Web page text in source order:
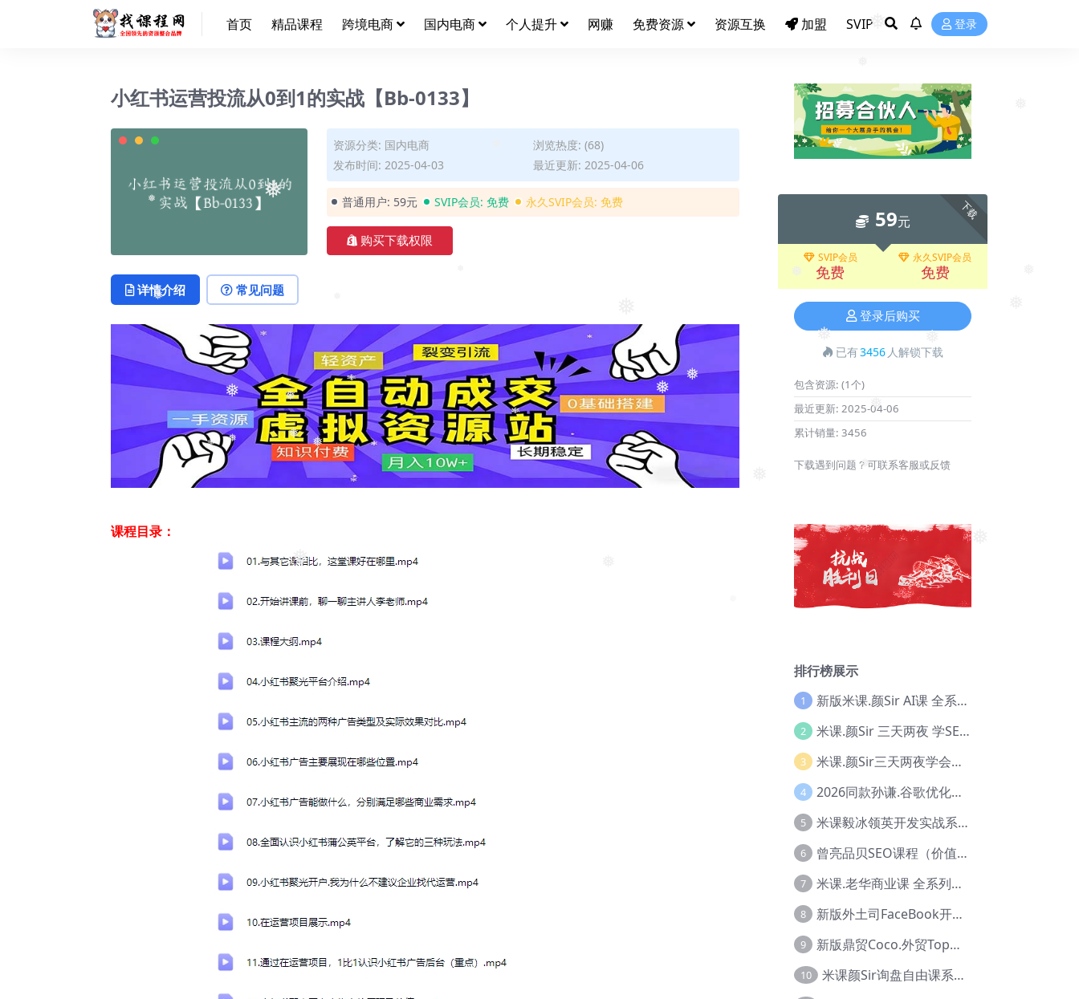
❅
❅
❅
❅
❅
❅
❅
❅
❅
❅
❅
首页 精品课程 跨境电商 国内电商 个人提升 网赚 免费资源 资源互换 加盟 SVIP 登录
小红书运营投流从0到1的实战【Bb-0133】
资源分类: 国内电商
浏览热度: (68)
发布时间: 2025-04-03
最近更新: 2025-04-06
普通用户: 59元 SVIP会员: 免费 永久SVIP会员: 免费
购买下载权限
详情介绍 常见问题
课程目录：
下载
59元
SVIP会员
免费
永久SVIP会员
免费
登录后购买
已有3456 人解锁下载
包含资源: (1个)
最近更新: 2025-04-06
累计销量: 3456
下载遇到问题？可联系客服或反馈
排行榜展示
1 新版米课.颜Sir AI课 全系列实战教程，价值9800，跨境首选！【Ag-0052】
2 米课.颜Sir 三天两夜 学SEO系列教程，价值9600元，跨境人都在学 【Ag-0056】
3 米课.颜Sir三天两夜学会建站，价值6900，MI课甄选课程 【Ag-0055】
4 2026同款孙谦.谷歌优化师部落内部VIP实战教程|价值4999元全网独家解码（官方报名版本）【@034】
5 米课毅冰领英开发实战系列教程，价值3980，跨境必选【Ag-0049】
6 曾亮品贝SEO课程（价值：9800）品贝全系列教程 【Ab-0022】
7 米课.老华商业课 全系列实战教程，跨境电商必学，价值16900元【Ag-0053】
8 新版外土司FaceBook开发冠军全系列教程【Ab-0021】
9 新版鼎贸Coco.外贸Top业务课 (圈内首次独家解码|460节课)【Ag-0091】
10 米课颜Sir询盘自由课系列视频教程【Ag-0020】